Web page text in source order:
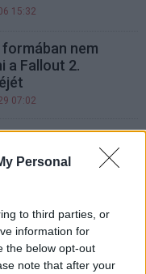
Personal
to third parties, or
information for
the below opt-out
note that after your
15:32
formában nem
a Fallout 2.
07:02
2. évada már túl
magát
14:01
kapott az X-Men
tér
18:48